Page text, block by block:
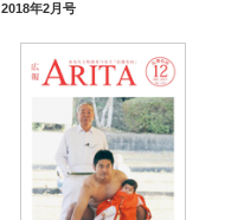
2018年2月号